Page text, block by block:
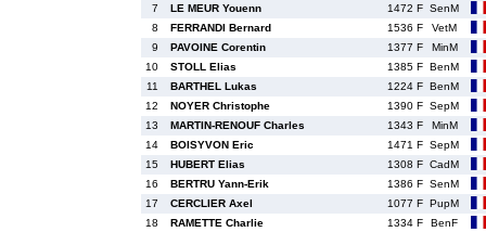
7
LE MEUR Youenn 1472 F SenM
8
FERRANDI Bernard 1536 F
VetM
9
PAVOINE Corentin 1377 F
MinM
10
STOLL Elias 1385 F BenM
11
BARTHEL Lukas 1224 F BenM
12
NOYER Christophe 1390 F SepM
13
MARTIN-RENOUF Charles 1343 F
MinM
14
BOISYVON Eric 1471 F SepM
15
HUBERT Elias 1308 F CadM
16
BERTRU Yann-Erik 1386 F SenM
17
CERCLIER Axel 1077 F PupM
18
RAMETTE Charlie 1334 F
BenF